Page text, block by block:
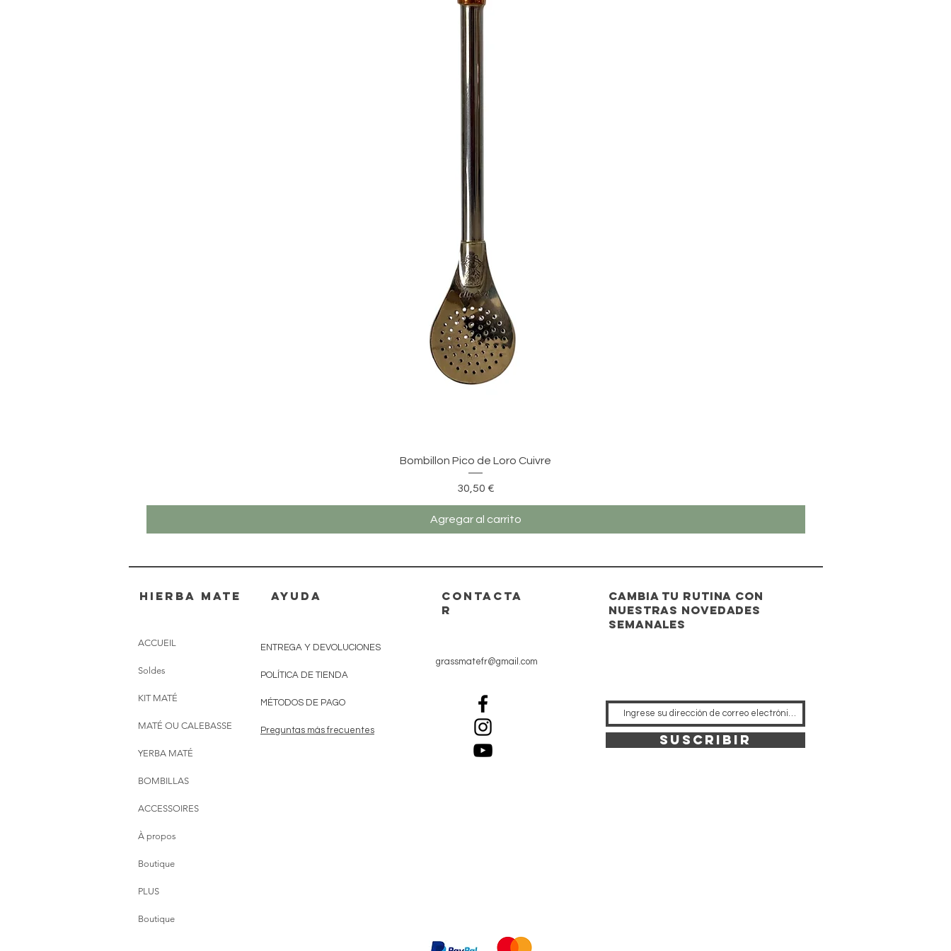
Vista rápida
Bombillon Pico de Loro Cuivre
Precio
30,50 €
Agregar al carrito
Hierba mate
ACCUEIL
Soldes
KIT MATÉ
MATÉ OU CALEBASSE
YERBA MATÉ
BOMBILLAS
ACCESSOIRES
À propos
Boutique
PLUS
Boutique
AYUDA
ENTREGA Y DEVOLUCIONES
POLÍTICA DE TIENDA
MÉTODOS DE PAGO
Preguntas más frecuentes
CONTACTA
R
grassmatefr@gmail.com
Cambia tu rutina con
nuestras novedades
semanales
Suscribir